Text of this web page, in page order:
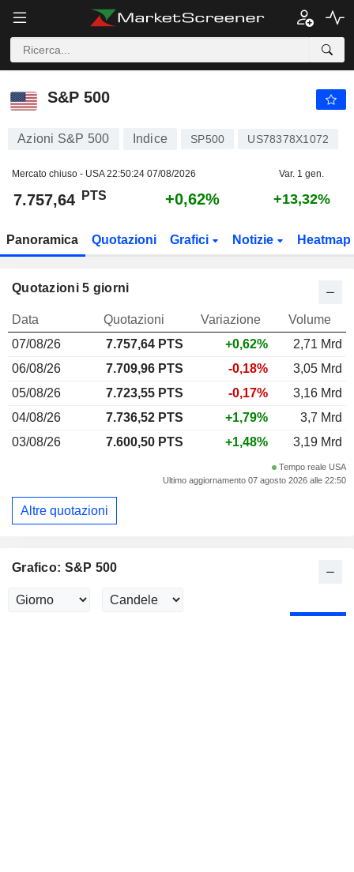
S&P 500
S&P 500
Azioni S&P 500 Indice SP500 US78378X1072
Mercato chiuso - USA22:50:24 07/08/2026 Var. 1 gen.
7.757,64 PTS +0,62% +13,32%
Panoramica Quotazioni Grafici Notizie Heatmap
Grafico: S&P 500
Quotazioni 5 giorni
Data Quotazioni Variazione
Volume
07/08/26
7.757,64 PTS +0,62%
2,71 Mrd
06/08/26
7.709,96 PTS -0,18%
3,05 Mrd
05/08/26
7.723,55 PTS -0,17%
3,16 Mrd
04/08/26
7.736,52 PTS +1,79%
3,7 Mrd
03/08/26
7.600,50 PTS +1,48% 3,19 Mrd
Tempo reale USA
Ultimo aggiornamento 07 agosto 2026 alle 22:50
Altre quotazioni